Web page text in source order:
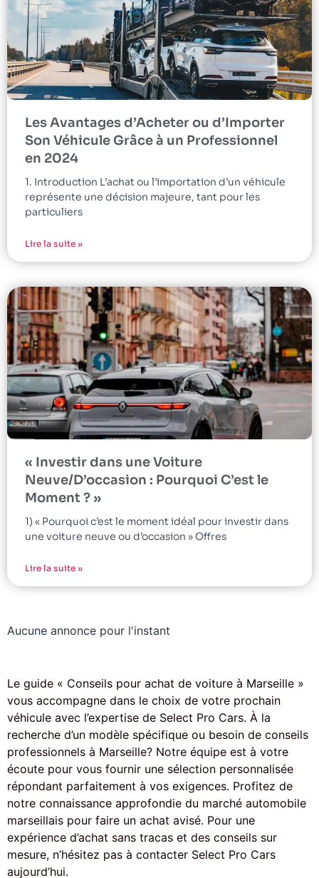
Les Avantages d’Acheter ou d’Importer
Son Véhicule Grâce à un Professionnel
en 2024
1. Introduction L’achat ou l’importation d’un véhicule
représente une décision majeure, tant pour les
particuliers
Lire la suite »
« Investir dans une Voiture
Neuve/D’occasion : Pourquoi C’est le
Moment ? »
1) « Pourquoi c’est le moment idéal pour investir dans
une voiture neuve ou d’occasion » Offres
Lire la suite »
Aucune annonce pour l'instant
Le guide « Conseils pour achat de voiture à Marseille »
vous accompagne dans le choix de votre prochain
véhicule avec l’expertise de Select Pro Cars. À la
recherche d’un modèle spécifique ou besoin de conseils
professionnels à Marseille? Notre équipe est à votre
écoute pour vous fournir une sélection personnalisée
répondant parfaitement à vos exigences. Profitez de
notre connaissance approfondie du marché automobile
marseillais pour faire un achat avisé. Pour une
expérience d’achat sans tracas et des conseils sur
mesure, n’hésitez pas à contacter Select Pro Cars
aujourd’hui.